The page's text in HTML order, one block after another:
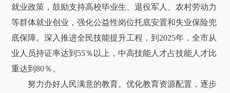
就业政策，鼓励支持高校毕业生、退役军人、农村劳动力
等群体就业创业，强化公益性岗位托底安置和失业保险兜
底保障。深入推进全民技能提升工程，到2025年，全市从
业人员持证率达到55％以上，中高技能人才占技能人才比
重达到80％。
努力办好人民满意的教育。优化教育资源配置，逐步